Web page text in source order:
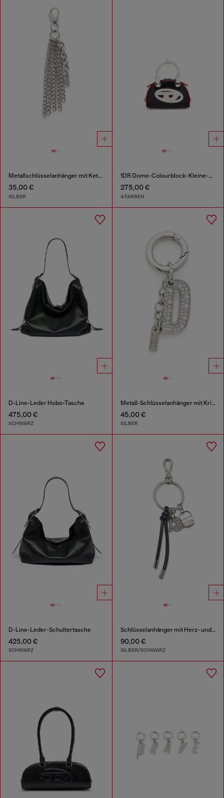
Metallschlüsselanhänger mit Kettenfransen
35,00 €
SILBER
1DR Dome-Colourblock-Kleine-Bowling-Tasche
275,00 €
4 FARBEN
D-Line-Leder Hobo-Tasche
475,00 €
SCHWARZ
Metall-Schlüsselanhänger mit Kristall-D
45,00 €
SILBER
D-Line-Leder-Schultertasche
425,00 €
SCHWARZ
Schlüsselanhänger mit Herz- und Taschenanhängern
90,00 €
SILBER/SCHWARZ